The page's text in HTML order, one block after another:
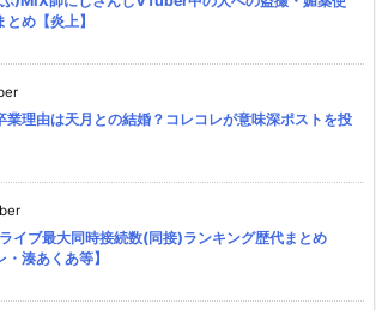
め【炎上】
業理由は天月との結婚？コレコレが意味深ポストを投
イブ最大同時接続数(同接)ランキング歴代まとめ
・湊あくあ等】